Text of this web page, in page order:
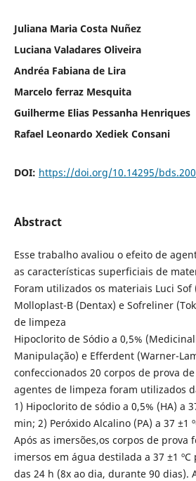
Juliana Maria Costa Nuñez
Luciana Valadares Oliveira
Andréa Fabiana de Lira
Marcelo ferraz Mesquita
Guilherme Elias Pessanha Henriques
Rafael Leonardo Xediek Consani
DOI: https://doi.org/10.14295/
Abstract
Esse trabalho avaliou o efeito de
as características superficiais de
Foram utilizados os materiais Luci Sof
Molloplast-B (Dentax) e Sofreliner
de limpeza
Hipoclorito de Sódio a 0,5%
Manipulação) e Efferdent (Warner-
confeccionados 20 corpos de prova
agentes de limpeza foram utilizados
1) Hipoclorito de sódio a 0,5% (HA) a
min; 2) Peróxido Alcalino (PA) a 37 ±1
Após as imersões,os corpos de prova
imersos em água destilada a 37 ±1
das 24 h (8x ao dia, durante 90 dias).